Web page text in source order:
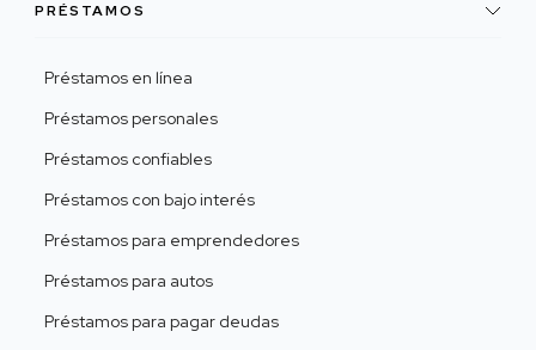
PRÉSTAMOS
Préstamos en línea
Préstamos personales
Préstamos confiables
Préstamos con bajo interés
Préstamos para emprendedores
Préstamos para autos
Préstamos para pagar deudas